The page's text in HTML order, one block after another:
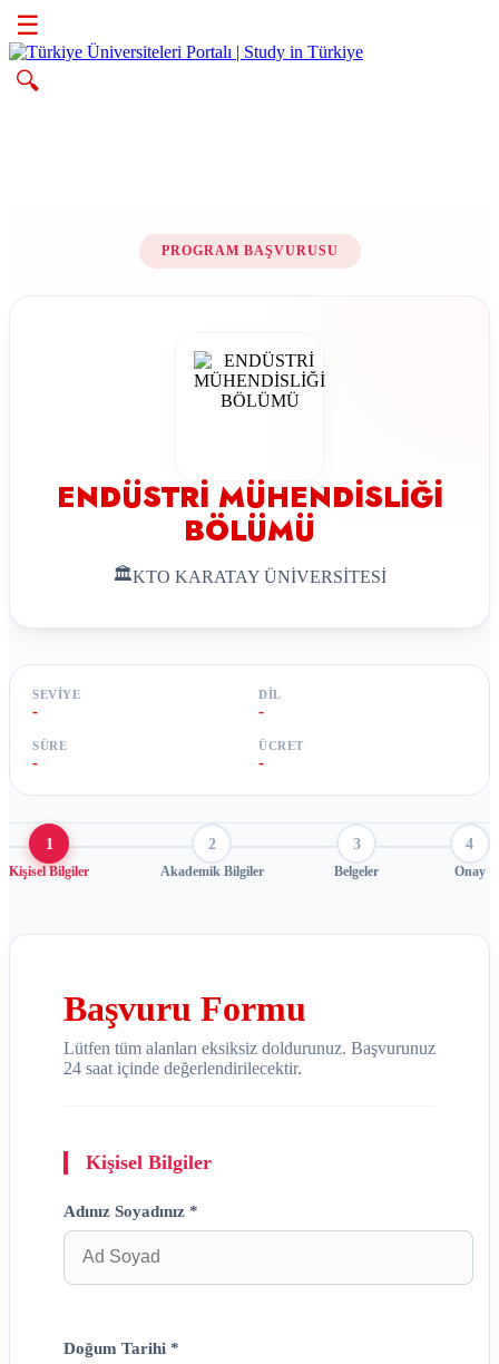
☰
🔍
PROGRAM BAŞVURUSU
ENDÜSTRİ MÜHENDİSLİĞİ
BÖLÜMÜ
🏛KTO KARATAY ÜNİVERSİTESİ
SEVIYE
-
DIL
-
SÜRE
-
ÜCRET
-
1
Kişisel Bilgiler
2
Akademik Bilgiler
3
Belgeler
4
Onay
Başvuru Formu
Lütfen tüm alanları eksiksiz doldurunuz. Başvurunuz
24 saat içinde değerlendirilecektir.
Kişisel Bilgiler
Adınız Soyadınız *
Doğum Tarihi *